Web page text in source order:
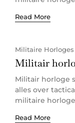
Read More
Militaire Horloges
Militair
Militair horloge
alles over
militaire
Read More